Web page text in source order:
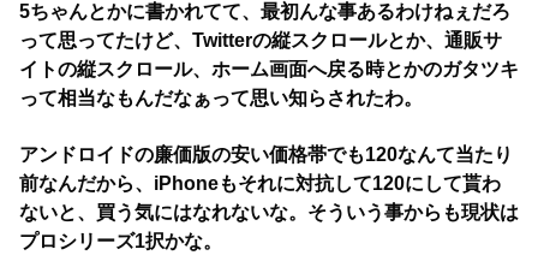
5ちゃんとかに書かれてて、最初んな事あるわけねぇだろ
って思ってたけど、Twitterの縦スクロールとか、通販サ
イトの縦スクロール、ホーム画面へ戻る時とかのガタツキ
って相当なもんだなぁって思い知らされたわ。
アンドロイドの廉価版の安い価格帯でも120なんて当たり
前なんだから、iPhoneもそれに対抗して120にして貰わ
ないと、買う気にはなれないな。そういう事からも現状は
プロシリーズ1択かな。